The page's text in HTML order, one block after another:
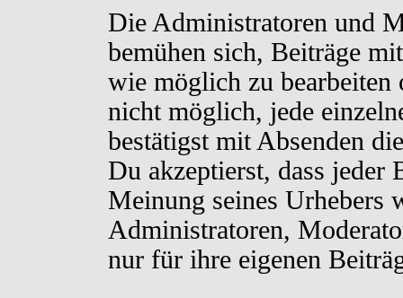
Die Administratoren und
bemühen sich, Beiträge
wie möglich zu bearbeiten
nicht möglich, jede
bestätigst mit Absenden
Du akzeptierst, dass jeder
Meinung seines Urhebers
Administratoren,
nur für ihre eigenen